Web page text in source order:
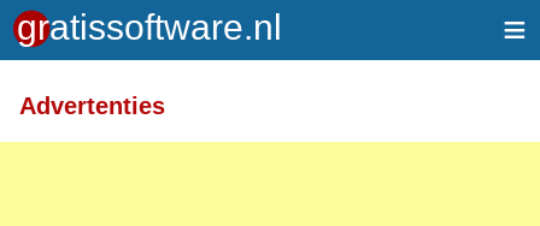
≡
AdvertentiesToegelaten HTML-tags: <a> <em> <strong> <br>
<br /> <i> <b> <p>